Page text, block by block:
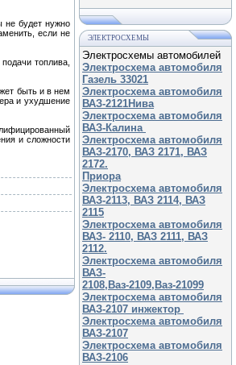
не будет нужно
если не
топлива,
быть и в нем
и ухудшение
и сложности
ЭЛЕКТРОСХЕМЫ
Электросхемы автомобилей
Электросхема автомобиля
Газель 33021
Электросхема автомобиля
ВАЗ-2121Нива
Электросхема автомобиля
ВАЗ-Калина
Электросхема автомобиля
ВАЗ-2170, ВАЗ 2171, ВАЗ
2172.
Приора
Электросхема автомобиля
ВАЗ-2113, ВАЗ 2114, ВАЗ
2115
Электросхема автомобиля
ВАЗ- 2110, ВАЗ 2111, ВАЗ
2112.
Электросхема автомобиля
ВАЗ-
2108,Ваз-2109,Ваз-21099
Электросхема автомобиля
ВАЗ-2107 инжектор
Электросхема автомобиля
ВАЗ-2107
Электросхема автомобиля
ВАЗ-2106